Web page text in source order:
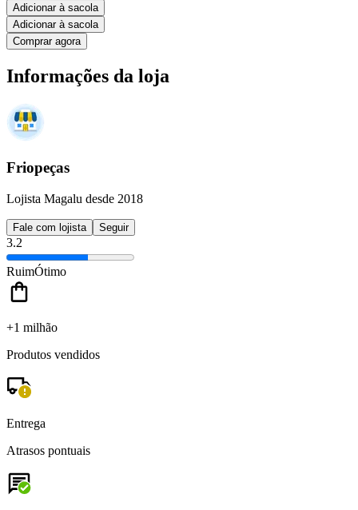
Adicionar à sacola
Adicionar à sacola
Comprar agora
Informações da loja
Friopeças
Lojista Magalu desde 2018
Fale com lojista Seguir
3.2
RuimÓtimo
+1 milhão
Produtos vendidos
Entrega
Atrasos pontuais